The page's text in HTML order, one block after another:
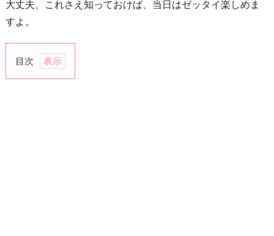
大丈夫、これさえ知っておけば、当日はゼッタイ楽しめま
すよ。
目次
1.